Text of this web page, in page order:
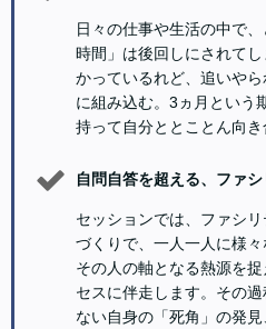
日々の仕事や生活の中で
時間」は後回しにされて
かっているれど、追いや
に組み込む。3ヵ月という
持って自分ととことん向き
自問自答を超える、ファ
セッションでは、ファシ
づくりで、一人一人に様々
その人の軸となる熱源を
セスに伴走します。その
ない自身の「死角」の発